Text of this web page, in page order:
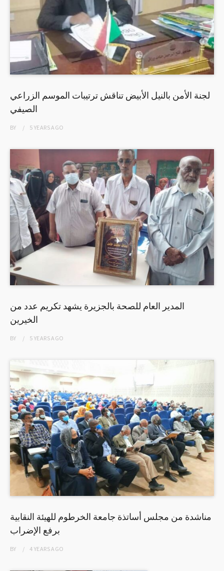
لجنة الأمن بالنيل الأبيض تناقش ترتيبات الموسم الزراعي
الصيفي
BY 5 YEARSAGO
المدير العام للصحة بالجزيرة يشهد تكريم عدد من
الخيرين
BY 5 YEARSAGO
مناشدة من مجلس أساتذة جامعة الخرطوم للهيئة النقابية
برفع الإضراب
BY 4 YEARSAGO